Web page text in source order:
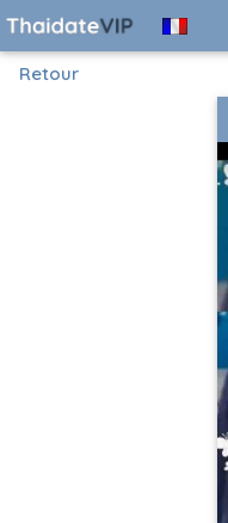
Retour